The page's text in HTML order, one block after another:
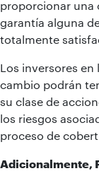
proporcionar una
garantía alguna
totalmente
Los inversores
cambio podrán
su clase de
los riesgos
proceso de
Adicionalmente,